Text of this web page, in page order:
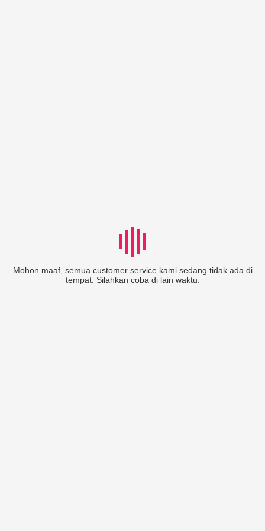
Mohon maaf, semua customer service kami sedang tidak ada di
tempat. Silahkan coba di lain waktu.